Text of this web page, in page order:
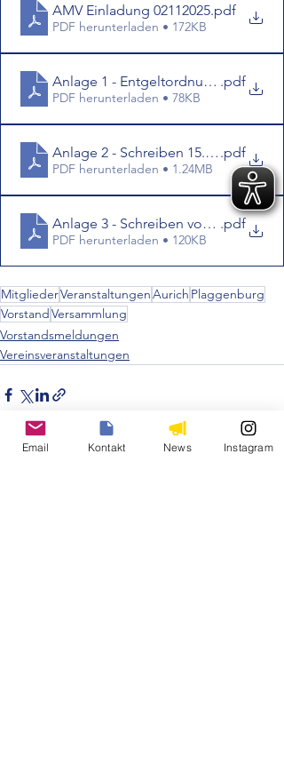
AMV Einladung 02112025.pdf
PDF herunterladen • 172KB
Anlage 1 - Entgeltordnung – gültig ab
.pdf
PDF herunterladen • 78KB
Anlage 2 - Schreiben 15.07.2025
.pdf
PDF herunterladen • 1.24MB
Anlage 3 - Schreiben vom 09.10.2025
.pdf
PDF herunterladen • 120KB
MitgliederVeranstaltungenAurich Plaggenburg
VorstandVersammlung
Vorstandsmeldungen
Vereinsveranstaltungen
Alle ansehen
Email Kontakt News Instagram